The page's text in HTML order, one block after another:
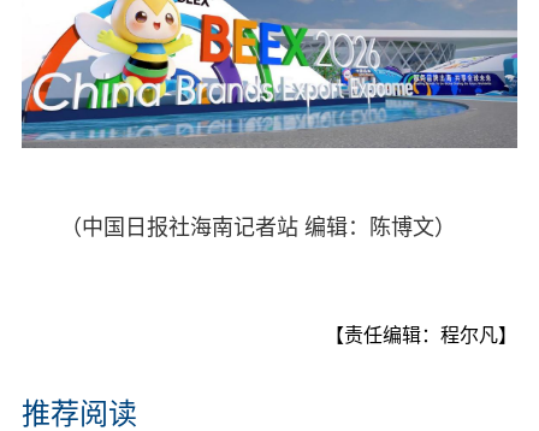
（中国日报社海南记者站 编辑：陈博文）
【责任编辑：程尔凡】
推荐阅读